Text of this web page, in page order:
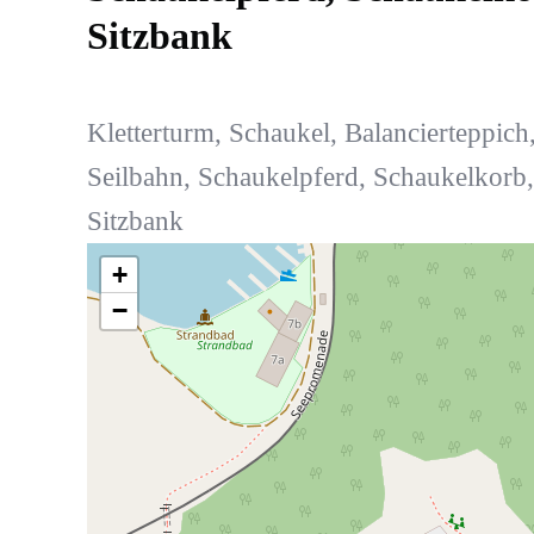
Sitzbank
Kletterturm, Schaukel,
Seilbahn, Schaukelpferd, Schaukelkorb,
Sitzbank
+
−